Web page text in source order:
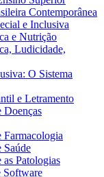
Contemporânea
e Inclusiva
e Nutrição
Ludicidade,
O Sistema
e Letramento
Doenças
Farmacologia
Saúde
Patologias
Software